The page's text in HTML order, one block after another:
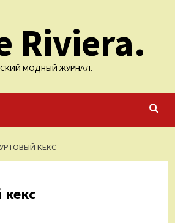
Riviera.
МОДНЫЙ ЖУРНАЛ.
КЕКС